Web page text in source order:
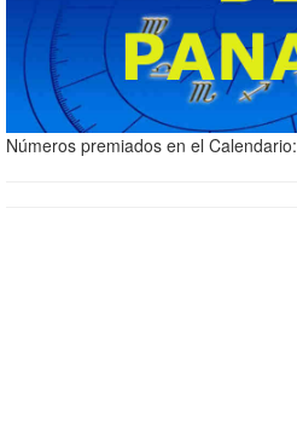
Números premiados en el Calendario: